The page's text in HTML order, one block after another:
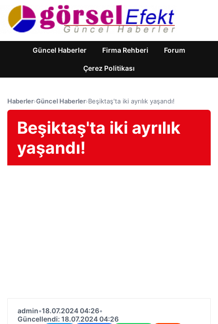
Güncel Haberler Firma Rehberi Forum
Çerez Politikası
Haberler›Güncel Haberler›Beşiktaş'ta iki ayrılık yaşandı!
Beşiktaş'ta iki ayrılık
yaşandı!
admin•18.07.2024 04:26•
Güncellendi: 18.07.2024 04:26